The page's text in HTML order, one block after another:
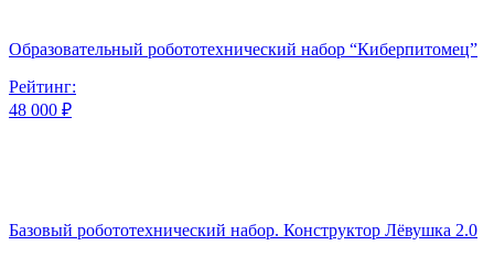
Образовательный робототехнический набор “Киберпитомец”
Рейтинг:
48 000 ₽
Базовый робототехнический набор. Конструктор Лёвушка 2.0